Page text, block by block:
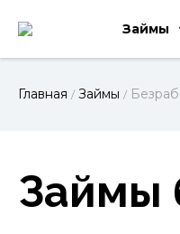
Займы
Главная / Займы /
Займы